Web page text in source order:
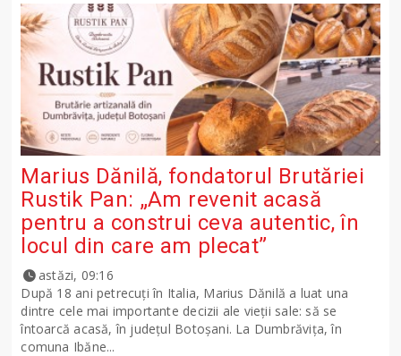
Marius Dănilă, fondatorul Brutăriei
Rustik Pan: „Am revenit acasă
pentru a construi ceva autentic, în
locul din care am plecat”
astăzi, 09:16
După 18 ani petrecuți în Italia, Marius Dănilă a luat una
dintre cele mai importante decizii ale vieții sale: să se
întoarcă acasă, în județul Botoșani. La Dumbrăvița, în
comuna Ibăne...